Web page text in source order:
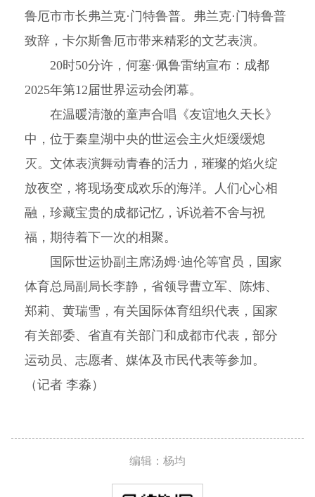
鲁厄市市长弗兰克·门特鲁普。弗兰克·门特鲁普
致辞，卡尔斯鲁厄市带来精彩的文艺表演。
20时50分许，何塞·佩鲁雷纳宣布：成都
2025年第12届世界运动会闭幕。
在温暖清澈的童声合唱《友谊地久天长》
中，位于秦皇湖中央的世运会主火炬缓缓熄
灭。文体表演舞动青春的活力，璀璨的焰火绽
放夜空，将现场变成欢乐的海洋。人们心心相
融，珍藏宝贵的成都记忆，诉说着不舍与祝
福，期待着下一次的相聚。
国际世运协副主席汤姆·迪伦等官员，国家
体育总局副局长李静，省领导曹立军、陈炜、
郑莉、黄瑞雪，有关国际体育组织代表，国家
有关部委、省直有关部门和成都市代表，部分
运动员、志愿者、媒体及市民代表等参加。
（记者 李淼）
编辑：杨均